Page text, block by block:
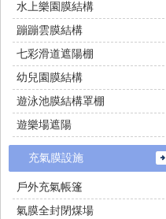
水上樂園膜結構
蹦蹦雲膜結構
七彩滑道遮陽棚
幼兒園膜結構
遊泳池膜結構罩棚
遊樂場遮陽
充氣膜設施
戶外充氣帳篷
氣膜全封閉煤場